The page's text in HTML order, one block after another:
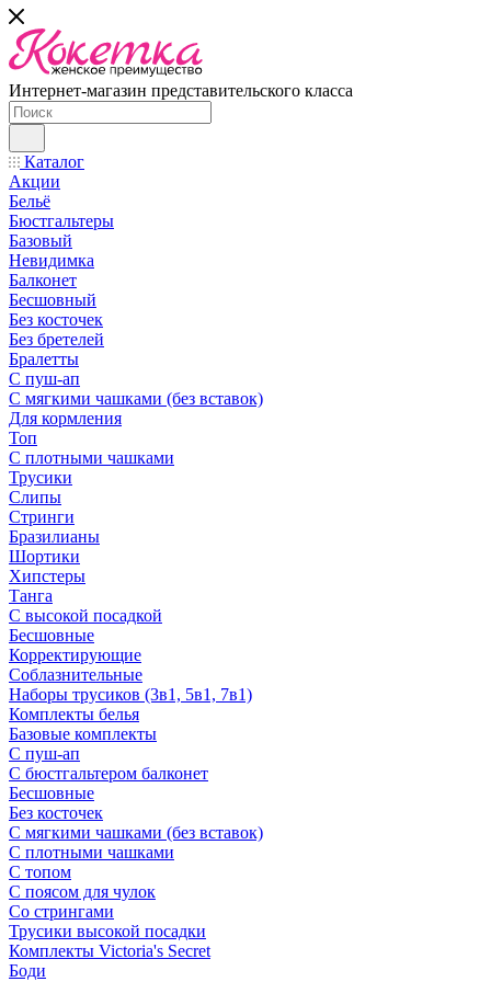
Интернет-магазин представительского класса
Каталог
Акции
Бельё
Бюстгальтеры
Базовый
Невидимка
Балконет
Бесшовный
Без косточек
Без бретелей
Бралетты
С пуш-ап
С мягкими чашками (без вставок)
Для кормления
Топ
С плотными чашками
Трусики
Слипы
Стринги
Бразилианы
Шортики
Хипстеры
Танга
С высокой посадкой
Бесшовные
Корректирующие
Соблазнительные
Наборы трусиков (3в1, 5в1, 7в1)
Комплекты белья
Базовые комплекты
С пуш-ап
С бюстгальтером балконет
Бесшовные
Без косточек
С мягкими чашками (без вставок)
С плотными чашками
С топом
С поясом для чулок
Со стрингами
Трусики высокой посадки
Комплекты Victoria's Secret
Боди